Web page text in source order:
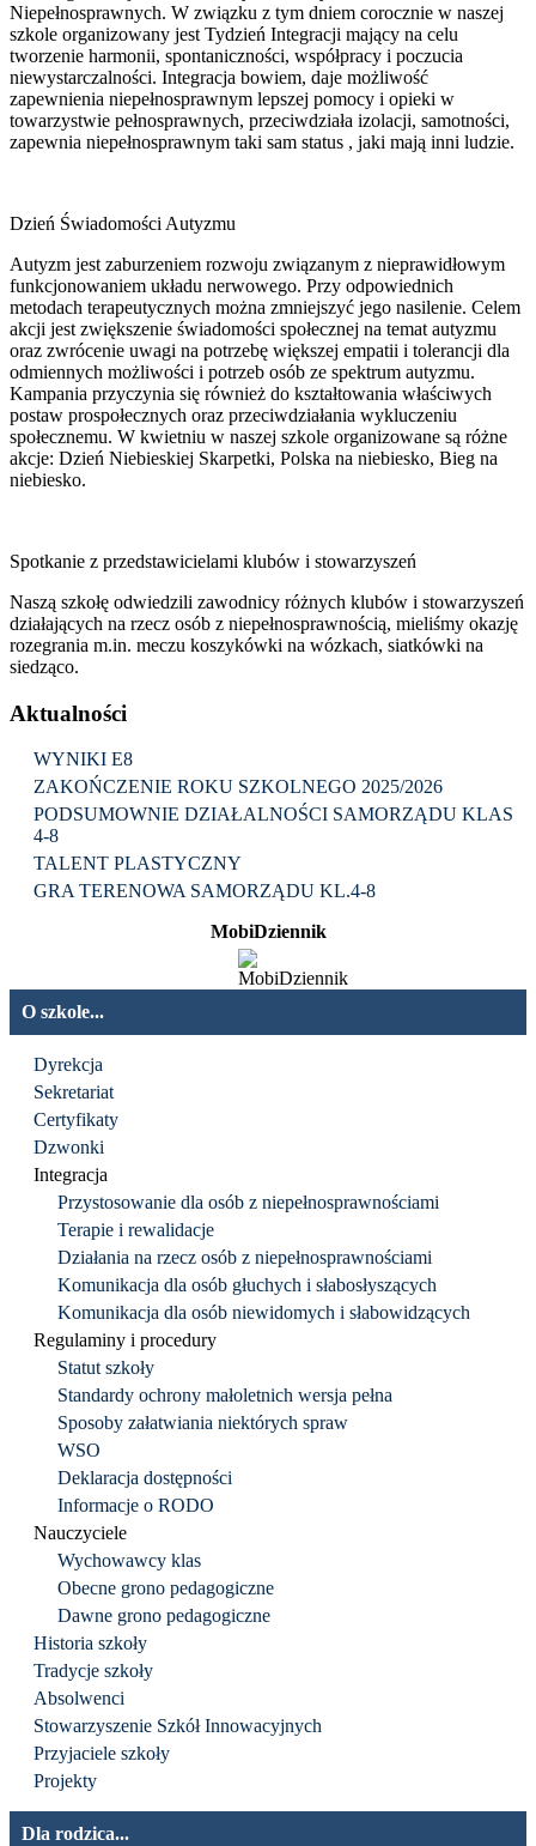
Niepełnosprawnych. W związku z tym dniem corocznie w naszej
szkole organizowany jest Tydzień Integracji mający na celu
tworzenie harmonii, spontaniczności, współpracy i poczucia
niewystarczalności. Integracja bowiem, daje możliwość
zapewnienia niepełnosprawnym lepszej pomocy i opieki w
towarzystwie pełnosprawnych, przeciwdziała izolacji, samotności,
zapewnia niepełnosprawnym taki sam status , jaki mają inni ludzie.
Dzień Świadomości Autyzmu
Autyzm jest zaburzeniem rozwoju związanym z nieprawidłowym
funkcjonowaniem układu nerwowego. Przy odpowiednich
metodach terapeutycznych można zmniejszyć jego nasilenie. Celem
akcji jest zwiększenie świadomości społecznej na temat autyzmu
oraz zwrócenie uwagi na potrzebę większej empatii i tolerancji dla
odmiennych możliwości i potrzeb osób ze spektrum autyzmu.
Kampania przyczynia się również do kształtowania właściwych
postaw prospołecznych oraz przeciwdziałania wykluczeniu
społecznemu. W kwietniu w naszej szkole organizowane są różne
akcje: Dzień Niebieskiej Skarpetki, Polska na niebiesko, Bieg na
niebiesko.
Spotkanie z przedstawicielami klubów i stowarzyszeń
Naszą szkołę odwiedzili zawodnicy różnych klubów i stowarzyszeń
działających na rzecz osób z niepełnosprawnością, mieliśmy okazję
rozegrania m.in. meczu koszykówki na wózkach, siatkówki na
siedząco.
Aktualności
WYNIKI E8
ZAKOŃCZENIE ROKU SZKOLNEGO 2025/2026
PODSUMOWNIE DZIAŁALNOŚCI SAMORZĄDU KLAS
4-8
TALENT PLASTYCZNY
GRA TERENOWA SAMORZĄDU KL.4-8
MobiDziennik
O szkole...
Dyrekcja
Sekretariat
Certyfikaty
Dzwonki
Integracja
Przystosowanie dla osób z niepełnosprawnościami
Terapie i rewalidacje
Działania na rzecz osób z niepełnosprawnościami
Komunikacja dla osób głuchych i słabosłyszących
Komunikacja dla osób niewidomych i słabowidzących
Regulaminy i procedury
Statut szkoły
Standardy ochrony małoletnich wersja pełna
Sposoby załatwiania niektórych spraw
WSO
Deklaracja dostępności
Informacje o RODO
Nauczyciele
Wychowawcy klas
Obecne grono pedagogiczne
Dawne grono pedagogiczne
Historia szkoły
Tradycje szkoły
Absolwenci
Stowarzyszenie Szkół Innowacyjnych
Przyjaciele szkoły
Projekty
Dla rodzica...